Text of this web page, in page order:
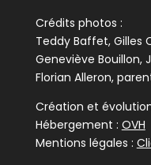
Crédits photos :
Teddy Baffet, Gilles
Geneviève Bouillon,
Florian Alleron,
Création et
Hébergement : OVH
Mentions légales :